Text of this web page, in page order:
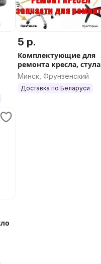
5 р.
Комплектующие для
ремонта кресла, стула
Минск, Фрунзенский
Доставка по Беларуси